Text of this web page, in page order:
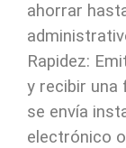
ahorrar
Rapidez:
y recibir una
se envía
electrónico